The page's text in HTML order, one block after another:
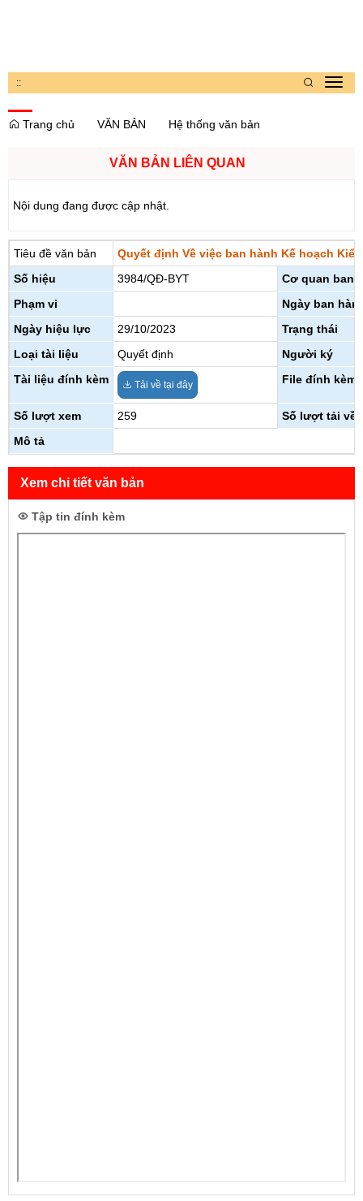
::
Trang chủ
VĂN BẢN Hệ thống văn bản
VĂN BẢN LIÊN QUAN
Nội dung đang được cập nhật.
Tiêu đề văn bản
Quyết định Về việc ban hành Kế hoạch
Số hiệu
3984/QĐ-BYT
Cơ quan ban
Phạm vi
Ngày ban
Ngày hiệu lực
29/10/2023
Trạng thái
Loại tài liệu
Quyết định
Người ký
Tài liệu đính kèm
Tải về tại đây File đính kèm
Số lượt xem 259
Số lượt tải về
Mô tả
Xem chi tiết văn bản
Tập tin đính kèm